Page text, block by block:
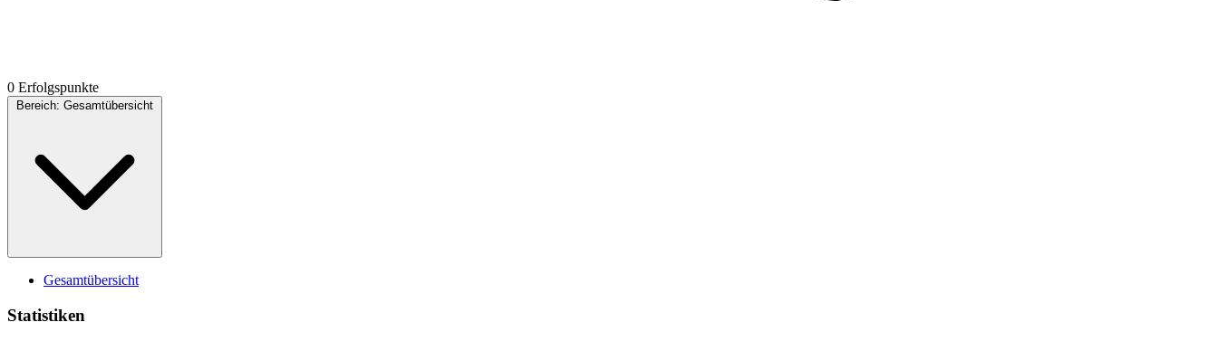
0 Erfolgspunkte
Bereich: Gesamtübersicht
Gesamtübersicht
Statistiken